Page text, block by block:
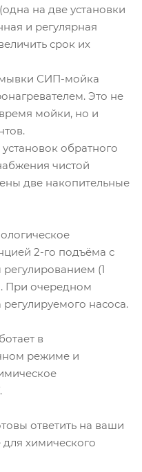
на две установки
и регулярная
срок их
СИП-мойка
Это не
мойки, но и
обратного
чистой
две накопительные
2-го подъёма с
(1
При очередном
насоса.
в
режиме и
ответить на ваши
химического